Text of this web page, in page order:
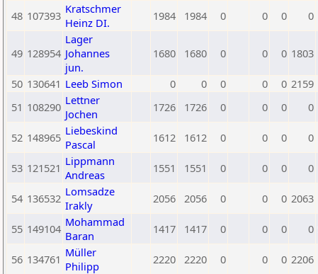
48 107393 Kratschmer
Heinz DI.
1984 1984 0 0 0 0
49 128954
Lager
Johannes
jun.
1680 1680 0 0 0 1803
50 130641 Leeb Simon 0 0 0 0 0 2159
51 108290 Lettner
Jochen
1726 1726 0 0 0 0
52 148965 Liebeskind
Pascal
1612 1612 0 0 0 0
53 121521 Lippmann
Andreas
1551 1551 0 0 0 0
54 136532 Lomsadze
Irakly
2056 2056 0 0 0 2063
55 149104 Mohammad
Baran
1417 1417 0 0 0 0
56 134761 Müller
Philipp
2220 2220 0 0 0 2206